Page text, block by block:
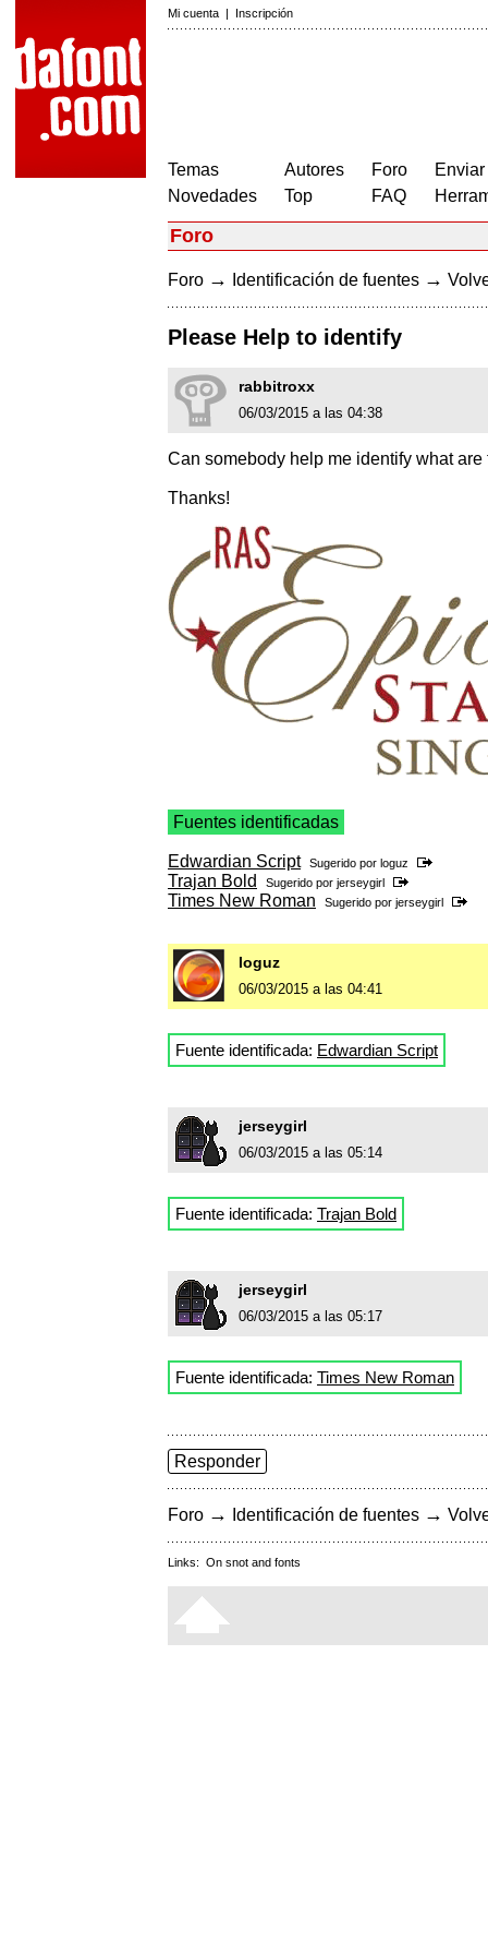
Mi cuenta | Inscripción
Temas
Novedades
Autores
Top
Foro
FAQ
Foro
Foro → Identificación de fuentes →
Please Help to identify
rabbitroxx
06/03/2015 a las 04:38
Can somebody help me identify what are
Thanks!
Fuentes identificadas
Edwardian Script Sugerido por loguz
Trajan Bold Sugerido por jerseygirl
Times New Roman Sugerido por jerseygirl
loguz
06/03/2015 a las 04:41
Fuente identificada: Edwardian Script
jerseygirl
06/03/2015 a las 05:14
Fuente identificada: Trajan Bold
jerseygirl
06/03/2015 a las 05:17
Fuente identificada: Times New Roman
Responder
Foro → Identificación de fuentes →
Links: On snot and fonts